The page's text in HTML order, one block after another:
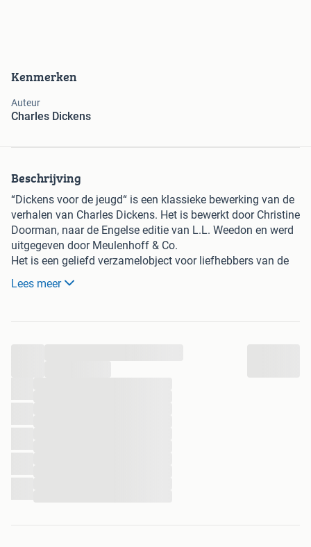
Kenmerken
Auteur
Charles Dickens
Beschrijving
“Dickens voor de jeugd“ is een klassieke bewerking van de
verhalen van Charles Dickens. Het is bewerkt door Christine
Doorman, naar de Engelse editie van L.L. Weedon en werd
uitgegeven door Meulenhoff & Co.
Het is een geliefd verzamelobject voor liefhebbers van de
klassieke literatuur.
Dit boek is gedrukt begin 1900.
Lees meer